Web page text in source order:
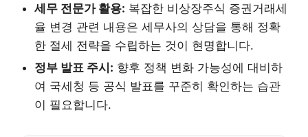
세무 전문가 활용: 복잡한 비상장주식 증권거래세
율 변경 관련 내용은 세무사의 상담을 통해 정확
한 절세 전략을 수립하는 것이 현명합니다.
정부 발표 주시: 향후 정책 변화 가능성에 대비하
여 국세청 등 공식 발표를 꾸준히 확인하는 습관
이 필요합니다.